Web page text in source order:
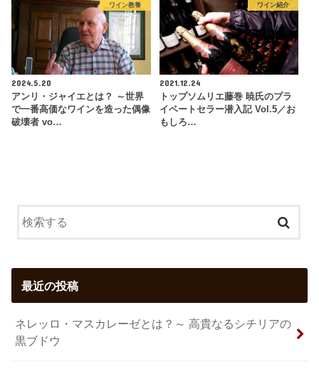
ワイン教養
2024.5.20
アンリ・ジャイエとは？ ～世界
で一番高価なワインを造った偶像
破壊者 vo…
ワイン紹介
2021.12.24
トップソムリエ藤巻 暁氏のプラ
イベートセラー潜入記 Vol.5／お
もしろ…
最近の投稿
ネレッロ・マスカレーゼとは？～ 高貴なるシチリアの
黒ブドウ